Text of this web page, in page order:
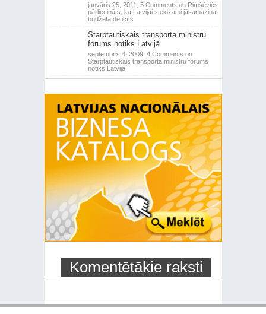
janvāris 25, 2011, 5 Comments on Rimšēvičs
pārliecināts, ka Latvijai steidzami jāsamazina
budžeta deficīts
Starptautiskais transporta ministru
forums notiks Latvijā
septembris 4, 2009, 4 Comments on
Starptautiskais transporta ministru forums
notiks Latvijā
Komentētākie raksti